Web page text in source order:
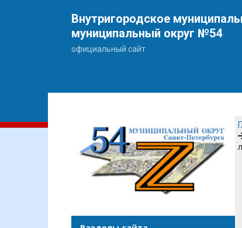
Внутригородское
муниципальный округ №54
официальный сайт